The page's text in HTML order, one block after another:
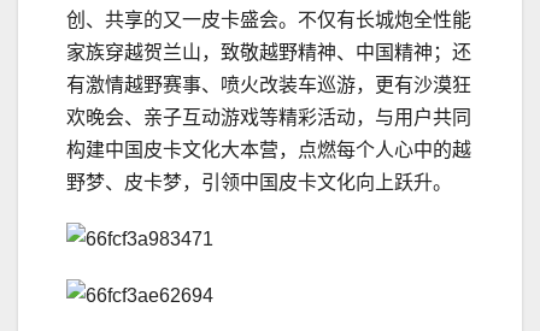
创、共享的又一皮卡盛会。不仅有长城炮全性能
家族穿越贺兰山，致敬越野精神、中国精神；还
有激情越野赛事、喷火改装车巡游，更有沙漠狂
欢晚会、亲子互动游戏等精彩活动，与用户共同
构建中国皮卡文化大本营，点燃每个人心中的越
野梦、皮卡梦，引领中国皮卡文化向上跃升。